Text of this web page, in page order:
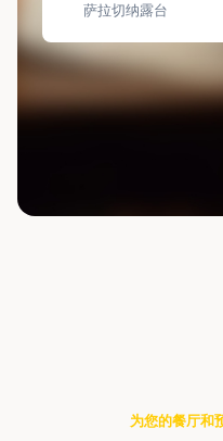
萨拉切纳露台
为您的餐厅和